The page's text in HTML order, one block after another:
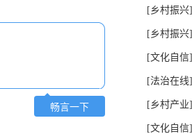
畅言一下
[乡村振兴]
[乡村振兴]
[文化自信]
[法治在线]
[乡村产业]
[文化自信]